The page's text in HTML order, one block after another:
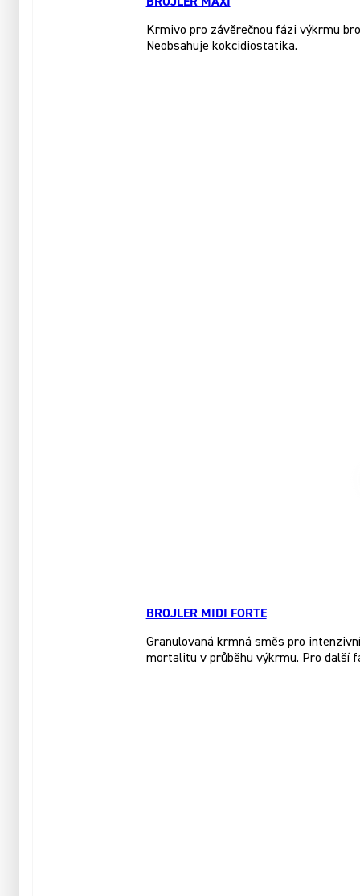
Krmivo pro závěrečnou fázi výkrmu
Neobsahuje kokcidiostatika.
BROJLER MIDI FORTE
Granulovaná krmná směs pro
mortalitu v průběhu výkrmu. Pro další